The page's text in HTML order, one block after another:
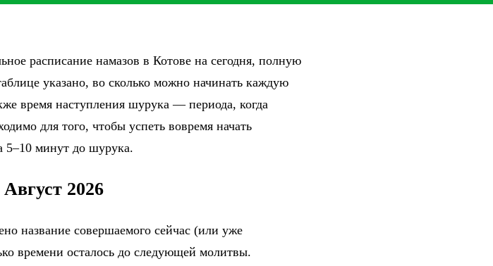
расписание намазов в Котове на сегодня, полную
указано, во сколько можно начинать каждую
время наступления шурука — периода, когда
для того, чтобы успеть вовремя начать
5–10 минут до шурука.
2026
название совершаемого сейчас (или уже
времени осталось до следующей молитвы.